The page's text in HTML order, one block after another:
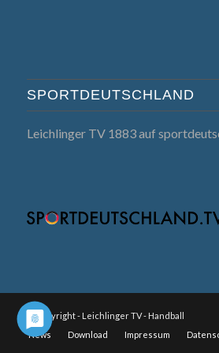
SPORTDEUTSCHLAND
Leichlinger TV 1883 auf
© Copyright - Leichlinger TV - Handball
News
Download Impressum